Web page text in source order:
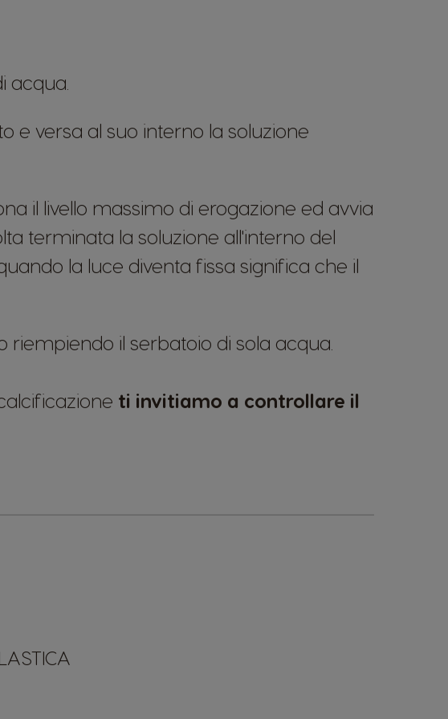
acqua.
e versa al suo interno la soluzione
il livello massimo di erogazione ed avvia
terminata la soluzione all'interno del
la luce diventa fissa significa che il
riempiendo il serbatoio di sola acqua.
ti invitiamo a controllare il